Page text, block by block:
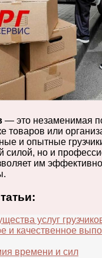
— это незаменимая
товаров или
и опытные
силой, но и
им
услуг
и качественное
времени и сил